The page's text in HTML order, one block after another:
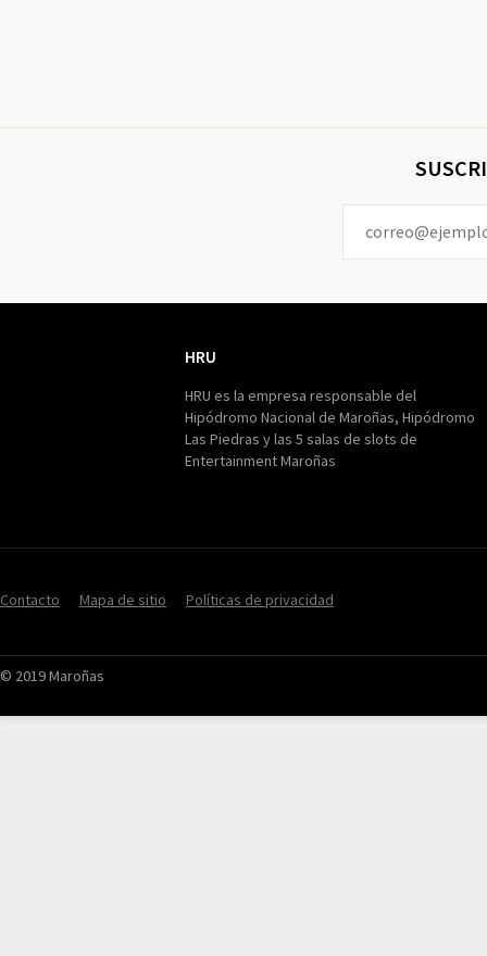
HRU
HRU es la empresa responsable del
Hipódromo Nacional de Maroñas, Hipódromo
Las Piedras y las 5 salas de slots de
Entertainment Maroñas
Contacto Mapa de sitio Políticas de privacidad
© 2019 Maroñas